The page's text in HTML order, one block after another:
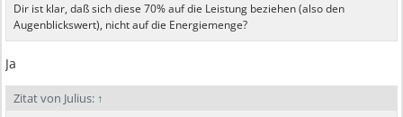
Dir ist klar, daß sich diese 70% auf die Leistung beziehen (also den
Augenblickswert), nicht auf die Energiemenge?
Ja
Zitat von Julius: ↑